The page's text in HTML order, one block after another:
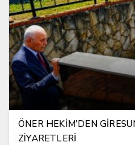
ÖNER HEKİM’DEN
ZİYARETLERİ